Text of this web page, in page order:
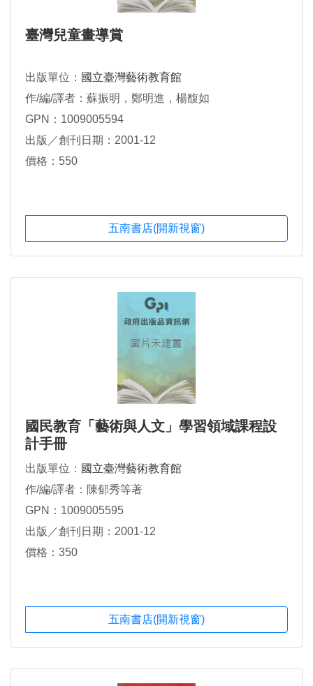
臺灣兒童畫導賞
出版單位： 國立臺灣藝術教育館
作/編/譯者：蘇振明，鄭明進，楊馥如
GPN：1009005594
出版／創刊日期：2001-12
價格：550
五南書店(開新視窗)
國民教育「藝術與人文」學習領域課程設
計手冊
出版單位： 國立臺灣藝術教育館
作/編/譯者：陳郁秀等著
GPN：1009005595
出版／創刊日期：2001-12
價格：350
五南書店(開新視窗)